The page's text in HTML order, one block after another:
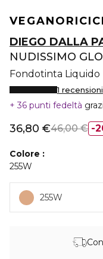
VEGANO
DIEGO DALLA
NUDISSIMO
Fondotinta Liquido
1 recensioni
36 punti fedeltà
36,80 €46,00 €
Colore
255W
255W